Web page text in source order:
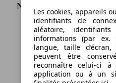
Nombre de vitesses
Couple
320
Cylindrée
1598
Carburant
Diesel
Cylindres
4
Transmission
Boîte
Type de traction
Les cookies, appareils
identifiants de
aléatoire,
informations (par
langue, taille
peuvent être
reconnaître celui-ci
application ou à un